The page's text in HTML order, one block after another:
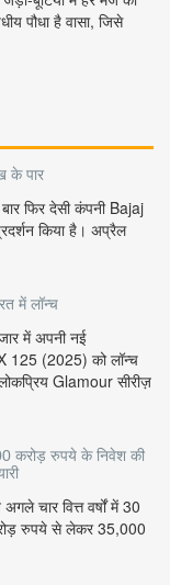
पौधा है वासा, जिसे
के पार
फिर देसी कंपनी Bajaj
किया है। अप्रैल
में लॉन्च
में अपनी नई
125 (2025) को लॉन्च
Glamour सीरीज़
करोड़ रुपये के निवेश की
अगले चार वित्त वर्षों में 30
रुपये से लेकर 35,000